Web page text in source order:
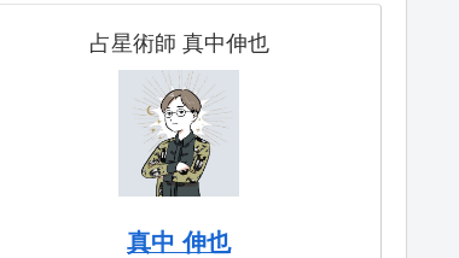
占星術師 真中伸也
真中 伸也